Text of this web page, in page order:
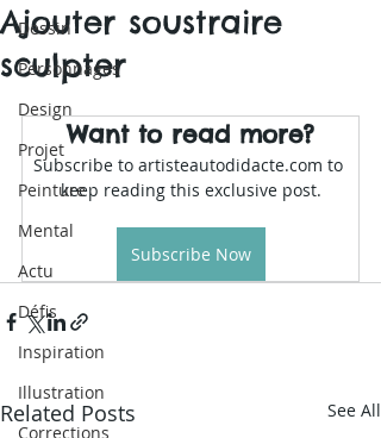
Dessin
Personnages
Design
Projet
Peinture
Mental
Actu
Défis
Inspiration
Illustration
Corrections
Ajouter soustraire
sculpter
Want to read more?
Subscribe to artisteautodidacte.com to
keep reading this exclusive post.
Subscribe Now
Related Posts See All